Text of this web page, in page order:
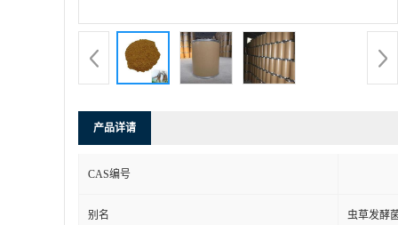
产品详请
CAS编号
别名 虫草发酵